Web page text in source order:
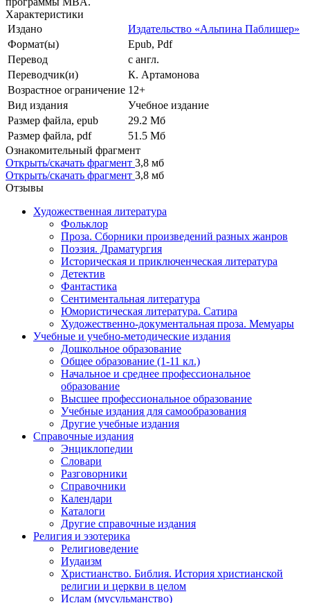
Характеристики
Издано
Издательство «Альпина Паблишер»
Формат(ы)
Epub, Pdf
Перевод
с англ.
Переводчик(и)
К. Артамонова
Возрастное ограничение 12+
Вид издания
Учебное издание
Размер файла, epub
29.2 Mб
Размер файла, pdf
51.5 Mб
Ознакомительный фрагмент
Открыть/скачать фрагмент 3,8 мб
Открыть/скачать фрагмент 3,8 мб
Отзывы
Художественная литература
Фольклор
Проза. Сборники произведений разных жанров
Поэзия. Драматургия
Историческая и приключенческая литература
Детектив
Фантастика
Сентиментальная литература
Юмористическая литература. Сатира
Художественно-документальная проза. Мемуары
Учебные и учебно-методические издания
Дошкольное образование
Общее образование (1-11 кл.)
Начальное и среднее профессиональное
образование
Высшее профессиональное образование
Учебные издания для самообразования
Другие учебные издания
Справочные издания
Энциклопедии
Словари
Разговорники
Справочники
Календари
Каталоги
Другие справочные издания
Религия и эзотерика
Религиоведение
Иудаизм
Христианство. Библия. История христианской
религии и церкви в целом
Ислам (мусульманство)